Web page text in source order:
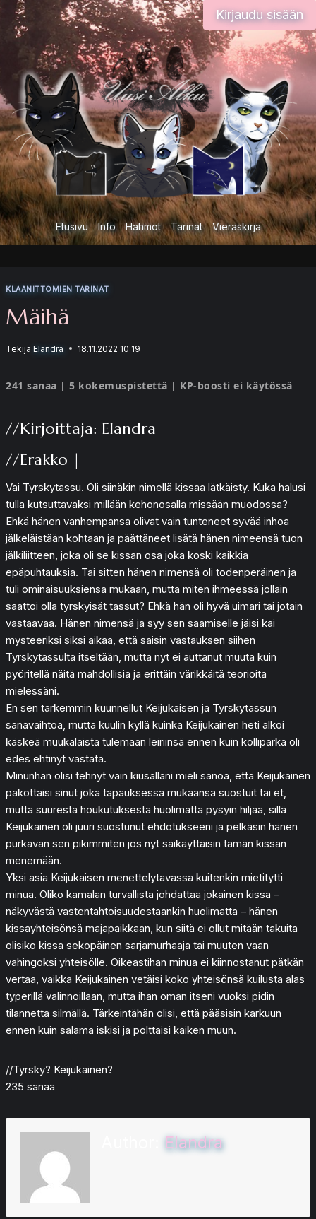
Siirry
sisältöön
Kirjaudu sisään
Etusivu Info Hahmot Tarinat Vieraskirja
KLAANITTOMIEN TARINAT
Mäihä
Tekijä Elandra 18.11.2022 10:19
241 sanaa | 5 kokemuspistettä | KP-boosti ei käytössä
//Kirjoittaja: Elandra
//Erakko |
Vai Tyrskytassu. Oli siinäkin nimellä kissaa lätkäisty. Kuka halusi
tulla kutsuttavaksi millään kehonosalla missään muodossa?
Ehkä hänen vanhempansa olivat vain tunteneet syvää inhoa
jälkeläistään kohtaan ja päättäneet lisätä hänen nimeensä tuon
jälkiliitteen, joka oli se kissan osa joka koski kaikkia
epäpuhtauksia. Tai sitten hänen nimensä oli todenperäinen ja
tuli ominaisuuksiensa mukaan, mutta miten ihmeessä jollain
saattoi olla tyrskyisät tassut? Ehkä hän oli hyvä uimari tai jotain
vastaavaa. Hänen nimensä ja syy sen saamiselle jäisi kai
mysteeriksi siksi aikaa, että saisin vastauksen siihen
Tyrskytassulta itseltään, mutta nyt ei auttanut muuta kuin
pyöritellä näitä mahdollisia ja erittäin värikkäitä teorioita
mielessäni.
En sen tarkemmin kuunnellut Keijukaisen ja Tyrskytassun
sanavaihtoa, mutta kuulin kyllä kuinka Keijukainen heti alkoi
käskeä muukalaista tulemaan leiriinsä ennen kuin kolliparka oli
edes ehtinyt vastata.
Minunhan olisi tehnyt vain kiusallani mieli sanoa, että Keijukainen
pakottaisi sinut joka tapauksessa mukaansa suostuit tai et,
mutta suuresta houkutuksesta huolimatta pysyin hiljaa, sillä
Keijukainen oli juuri suostunut ehdotukseeni ja pelkäsin hänen
purkavan sen pikimmiten jos nyt säikäyttäisin tämän kissan
menemään.
Yksi asia Keijukaisen menettelytavassa kuitenkin mietitytti
minua. Oliko kamalan turvallista johdattaa jokainen kissa –
näkyvästä vastentahtoisuudestaankin huolimatta – hänen
kissayhteisönsä majapaikkaan, kun siitä ei ollut mitään takuita
olisiko kissa sekopäinen sarjamurhaaja tai muuten vaan
vahingoksi yhteisölle. Oikeastihan minua ei kiinnostanut pätkän
vertaa, vaikka Keijukainen vetäisi koko yhteisönsä kuilusta alas
typerillä valinnoillaan, mutta ihan oman itseni vuoksi pidin
tilannetta silmällä. Tärkeintähän olisi, että pääsisin karkuun
ennen kuin salama iskisi ja polttaisi kaiken muun.
//Tyrsky? Keijukainen?
235 sanaa
Elandra